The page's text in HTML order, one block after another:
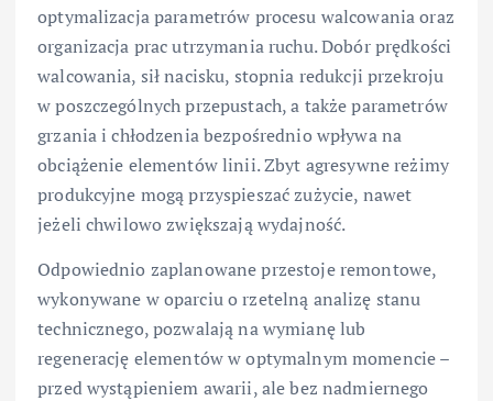
optymalizacja parametrów procesu walcowania oraz
organizacja prac utrzymania ruchu. Dobór prędkości
walcowania, sił nacisku, stopnia redukcji przekroju
w poszczególnych przepustach, a także parametrów
grzania i chłodzenia bezpośrednio wpływa na
obciążenie elementów linii. Zbyt agresywne reżimy
produkcyjne mogą przyspieszać zużycie, nawet
jeżeli chwilowo zwiększają wydajność.
Odpowiednio zaplanowane przestoje remontowe,
wykonywane w oparciu o rzetelną analizę stanu
technicznego, pozwalają na wymianę lub
regenerację elementów w optymalnym momencie –
przed wystąpieniem awarii, ale bez nadmiernego